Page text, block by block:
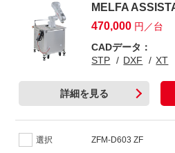
MELFA
470,000 円／台
CADデータ：
STP
DXF XT
詳細を見る
選択 ZFM-D603 ZF